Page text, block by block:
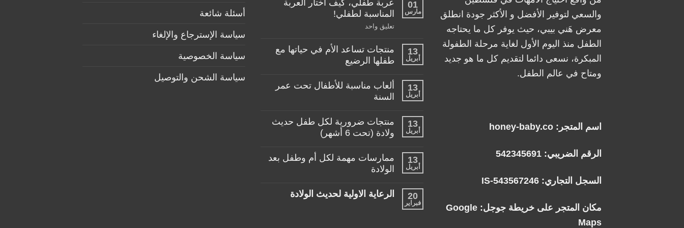
والسعي لتوفير الأفضل و الأكثر جودة انطلق
معرض هَني بيبي، حيث يوفر كل ما يحتاجه
الطفل منذ اليوم الأول لغاية مرحلة الطفولة
المبكرة، نسعى دائما لتقديم كل ما هو جديد
ومتاح في عالم الطفل.
اسم المتجر: honey-baby.co
الرقم الضريبي: 542345691
السجل التجاري: IS-543567246
مكان المتجر على خريطة جوجل: Google
Maps
01
مارس
المناسبة لطفلي!
تعليق واحد
كيف
العربة
13
أبريل
منتجات تساعد الأم في حياتها مع
طفلها الرضيع
توجد
تعليقات
على
منتجات
في
حياتها
مع
الرضيع
13
أبريل
ألعاب مناسبة للأطفال تحت عمر
السنة
تعليقات
على
ألعاب
للأطفال
تحت
عمر
السنة
13
أبريل
منتجات ضرورية لكل طفل حديث
ولادة (تحت 6 أشهر)
توجد
تعليقات
على
منتجات
لكل
طفل
13
أبريل
ممارسات مهمة لكل أم وطفل بعد
الولادة
توجد
تعليقات
20
فبراير
الرعاية الاولية لحديث الولادة
أسئلة شائعة
سياسة الإسترجاع والإلغاء
سياسة الخصوصية
سياسة الشحن والتوصيل